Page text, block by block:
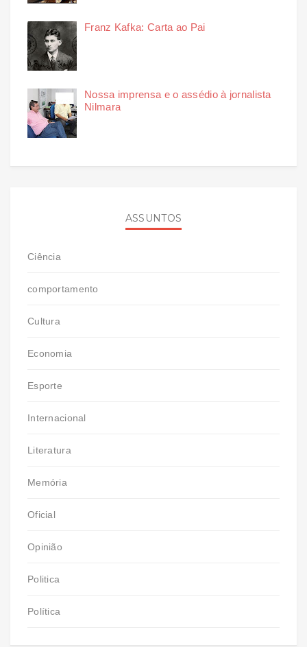
Franz Kafka: Carta ao Pai
Nossa imprensa e o assédio à jornalista
Nilmara
ASSUNTOS
Ciência
comportamento
Cultura
Economia
Esporte
Internacional
Literatura
Memória
Oficial
Opinião
Politica
Política